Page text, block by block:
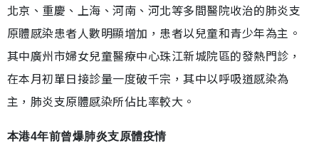
北京、重慶、上海、河南、河北等多間醫院收治的肺炎支
原體感染患者人數明顯增加，患者以兒童和青少年為主。
其中廣州市婦女兒童醫療中心珠江新城院區的發熱門診，
在本月初單日接診量一度破千宗，其中以呼吸道感染為
主，肺炎支原體感染所佔比率較大。
本港4年前曾爆肺炎支原體疫情